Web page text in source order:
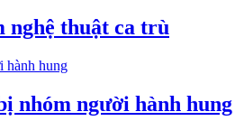
nghệ thuật ca trù
nhóm người hành hung